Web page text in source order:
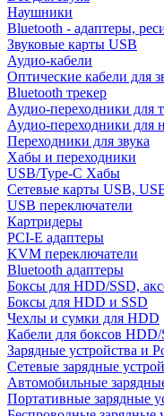
Наушники
Bluetooth - адаптеры,
Звуковые карты USB
Аудио-кабели
Оптические кабели для
Bluetooth трекер
Аудио-переходники для
Аудио-переходники для
Переходники для звука
Хабы и переходники
USB/Type-C Хабы
Сетевые карты USB,
USB переключатели
Картридеры
PCI-E адаптеры
KVM переключатели
Bluetooth адаптеры
Боксы для HDD/SSD,
Боксы для HDD и SSD
Чехлы и сумки для HDD
Кабели для боксов
Зарядные устройства и
Сетевые зарядные
Автомобильные
Портативные зарядные